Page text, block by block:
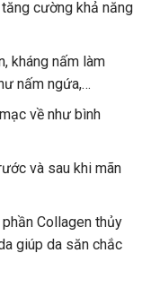
cường khả năng
kháng nấm làm
nấm ngứa,…
về như bình
và sau khi mãn
Collagen thủy
giúp da săn chắc